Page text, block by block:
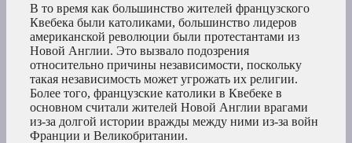
В то время как большинство жителей французского
Квебека были католиками, большинство лидеров
американской революции были протестантами из
Новой Англии. Это вызвало подозрения
относительно причины независимости, поскольку
такая независимость может угрожать их религии.
Более того, французские католики в Квебеке в
основном считали жителей Новой Англии врагами
из-за долгой истории вражды между ними из-за войн
Франции и Великобритании.